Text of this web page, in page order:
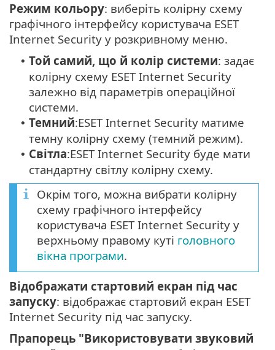
Режим кольору: виберіть колірну схему
графічного інтерфейсу користувача ESET
Internet Security у розкривному меню.
• Той самий, що й колір системи: задає
колірну схему ESET Internet Security
залежно від параметрів операційної
системи.
• Темний:ESET Internet Security матиме
темну колірну схему (темний режим).
• Світла:ESET Internet Security буде мати
стандартну світлу колірну схему.
Окрім того, можна вибрати колірну
схему графічного інтерфейсу
користувача ESET Internet Security у
верхньому правому куті головного
вікна програми.
Відображати стартовий екран під час
запуску: відображає стартовий екран ESET
Internet Security під час запуску.
Прапорець "Використовувати звуковий